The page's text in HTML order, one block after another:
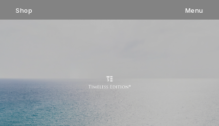
Shop Menu
ン
ス
キ
ッ
プ